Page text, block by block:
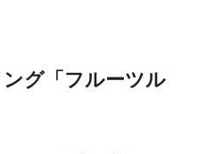
ング「フルーツル